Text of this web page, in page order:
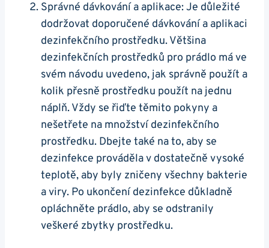
Správné dávkování a aplikace: Je důležité
dodržovat doporučené dávkování a aplikaci
dezinfekčního prostředku. Většina
dezinfekčních prostředků pro prádlo má ve
svém návodu uvedeno, jak správně použít a
kolik přesně prostředku použít na jednu
náplň. Vždy se řiďte těmito pokyny a
nešetřete na množství dezinfekčního
prostředku. Dbejte také na to, aby se
dezinfekce prováděla v dostatečně vysoké
teplotě, aby byly zničeny všechny bakterie
a viry. Po ukončení dezinfekce důkladně
opláchněte prádlo, aby se odstranily
veškeré zbytky prostředku.